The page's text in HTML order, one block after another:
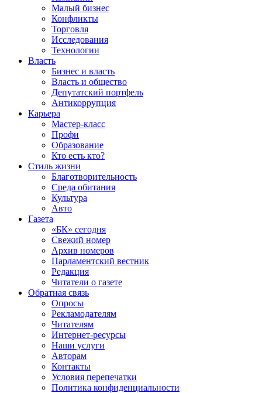
Малый бизнес
Конфликты
Торговля
Исследования
Технологии
Власть
Бизнес и власть
Власть и общество
Депутатский портфель
Антикоррупция
Карьера
Мастер-класс
Профи
Образование
Кто есть кто?
Стиль жизни
Благотворительность
Среда обитания
Культура
Авто
Газета
«БК» сегодня
Свежий номер
Архив номеров
Парламентский вестник
Редакция
Читатели о газете
Обратная связь
Опросы
Рекламодателям
Читателям
Интернет-ресурсы
Наши услуги
Авторам
Контакты
Условия перепечатки
Политика конфиденциальности